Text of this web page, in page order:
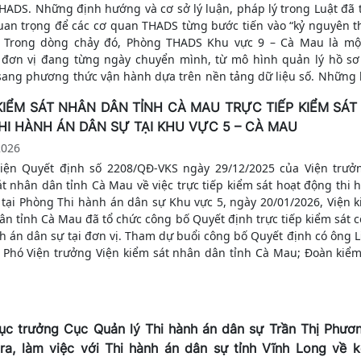
Những định hướng và cơ sở lý luận, pháp lý trong Luật đã
trọng để các cơ quan THADS từng bước tiến vào “kỷ nguyên
Trong dòng chảy đó, Phòng THADS Khu vực 9 – Cà Mau là
vị đang từng ngày chuyển mình, từ mô hình quản lý hồ
phương thức vận hành dựa trên nền tảng dữ liệu số. Những
lại từ Chi cục THADS huyện Phước Long và Hồng Dân (tỉnh Bạc
tinh gọn đầu mối, tập trung nguồn lực và nâng cao hiệu
vị cũng nhận thức việc tổ chức lại bộ máy không chỉ đơn
về mặt cơ cấu, mà còn đặt ra yêu cầu cấp thiết về đổi mới
điều hành theo hướng hiện đại........
SÁT NHÂN DÂN TỈNH CÀ MAU TRỰC TIẾP KIỂM SÁT
HÀNH ÁN DÂN SỰ TẠI KHU VỰC 5 – CÀ MAU
Quyết định số 2208/QĐ-VKS ngày 29/12/2025 của Viện
nhân dân tỉnh Cà Mau về việc trực tiếp kiểm sát hoạt động thi
Phòng Thi hành án dân sự Khu vực 5, ngày 20/01/2026, Viện
tỉnh Cà Mau đã tổ chức công bố Quyết định trực tiếp kiểm sát
án dân sự tại đơn vị. Tham dự buổi công bố Quyết định có ông
Phó Viện trưởng Viện kiểm sát nhân dân tỉnh Cà Mau; Đoàn kiểm
01/2026. Buổi công bố còn có sự tham dự, giám sát của ông
viên Ban Mặt trận dân chủ, giám sát và phản biện xã hội
trận Tổ quốc Việt Nam.
trưởng Cục Quản lý Thi hành án dân sự Trần Thị
làm việc với Thi hành án dân sự tỉnh Vĩnh Long về